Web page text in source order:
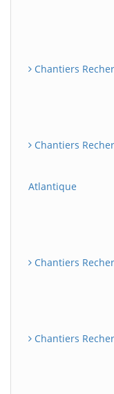
Chantiers
Chantiers
Atlantique
Chantiers
Chantiers